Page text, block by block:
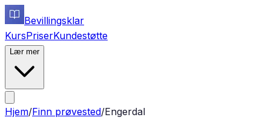
Bevillingsklar
KursPriserKundestøtte
Lær mer
Hjem/Finn prøvested/Engerdal